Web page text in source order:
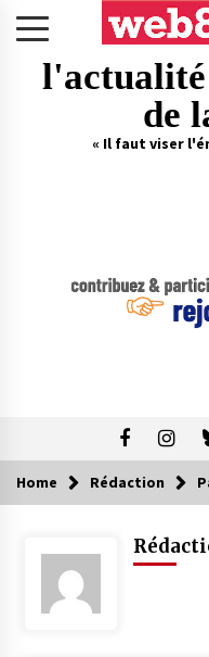
de
« Il faut viser
Home Rédaction